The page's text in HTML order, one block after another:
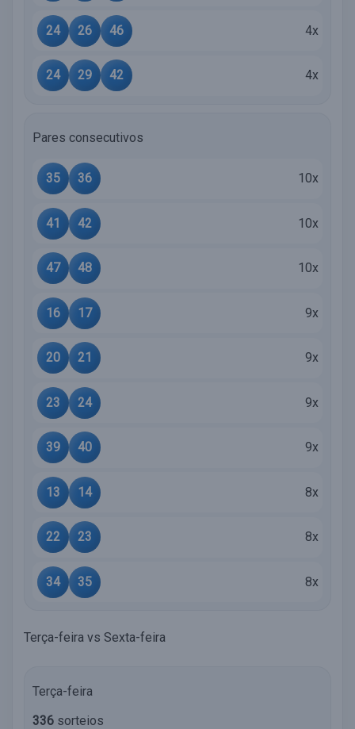
24 26 46 4x
24 29 42 4x
Pares consecutivos
35 36 10x
41 42 10x
47 48 10x
16 17 9x
20 21 9x
23 24 9x
39 40 9x
13 14 8x
22 23 8x
34 35 8x
Terça-feira vs Sexta-feira
Terça-feira
336 sorteios